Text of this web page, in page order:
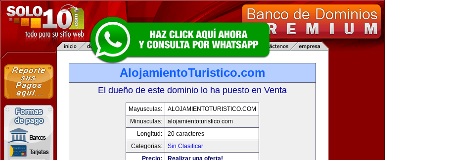
AlojamientoTuristico.com
El dueño de este dominio lo ha puesto en Venta
Mayusculas:
ALOJAMIENTOTURISTICO.COM
Minusculas:
alojamientoturistico.com
Longitud:
20 caracteres
Categorias:
Sin Clasificar
Precio:
Realizar una oferta!